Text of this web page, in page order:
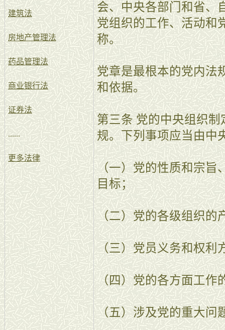
建筑法
房地产管理法
药品管理法
商业银行法
证券法
......
更多法律
会、中央各部门和省、
党组织的工作、活动和
称。
党章是最根本的党内法
和依据。
第三条 党的中央组织
规。下列事项应当由中
（一）党的性质和宗旨
目标；
（二）党的各级组织的
（三）党员义务和权利
（四）党的各方面工作
（五）涉及党的重大问